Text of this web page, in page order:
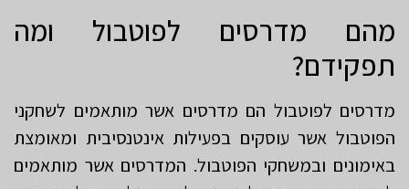
מהם מדרסים לפוטבול ומה
תפקידם?
מדרסים לפוטבול הם מדרסים אשר מותאמים לשחקני
הפוטבול אשר עוסקים בפעילות אינטנסיבית ומאומצת
באימונים ובמשחקי הפוטבול. המדרסים אשר מותאמים